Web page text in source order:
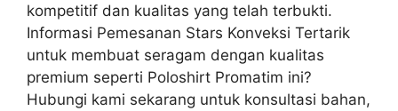
kompetitif dan kualitas yang telah terbukti.
Informasi Pemesanan Stars Konveksi Tertarik
untuk membuat seragam dengan kualitas
premium seperti Poloshirt Promatim ini?
Hubungi kami sekarang untuk konsultasi bahan,